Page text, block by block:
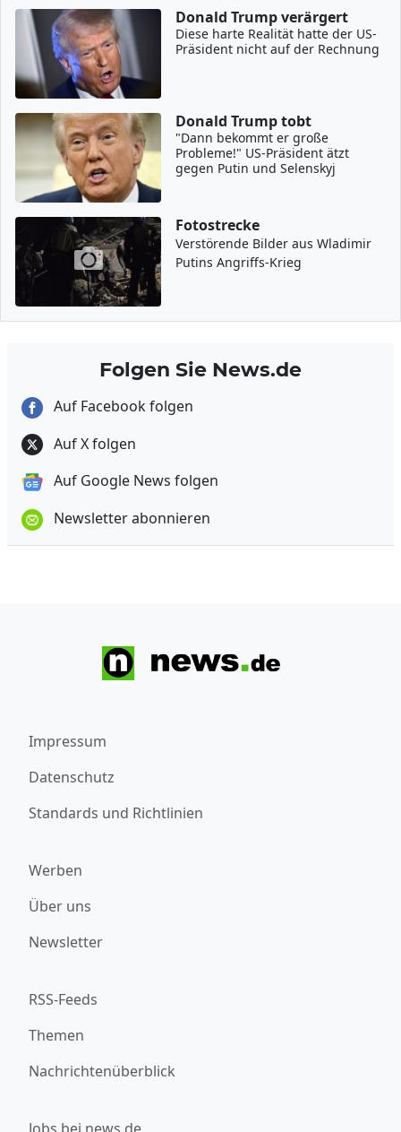
Donald Trump verärgert
Diese harte Realität hatte der US-
Präsident nicht auf der Rechnung
Donald Trump tobt
"Dann bekommt er große
Probleme!" US-Präsident ätzt
gegen Putin und Selenskyj
Fotostrecke
Verstörende Bilder aus Wladimir
Putins Angriffs-Krieg
Folgen Sie News.de
Auf Facebook folgen
Auf X folgen
Auf Google News folgen
Newsletter abonnieren
Impressum
Datenschutz
Standards und Richtlinien
Werben
Über uns
Newsletter
RSS-Feeds
Themen
Nachrichtenüberblick